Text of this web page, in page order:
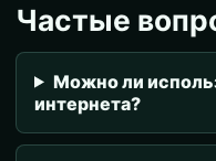
Частые
Можно ли
интернета?